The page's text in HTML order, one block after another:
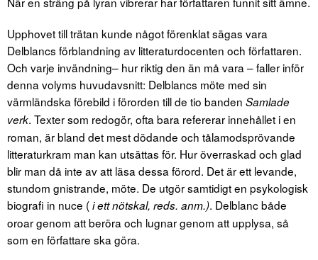
Upphovet till trätan kunde något förenklat sägas vara
Delblancs förblandning av litteraturdocenten och författaren.
Och varje invändning– hur riktig den än må vara – faller inför
denna volyms huvudavsnitt: Delblancs möte med sin
värmländska förebild i förorden till de tio banden Samlade
verk. Texter som redogör, ofta bara refererar innehållet i en
roman, är bland det mest dödande och tålamodsprövande
litteraturkram man kan utsättas för. Hur överraskad och glad
blir man då inte av att läsa dessa förord. Det är ett levande,
stundom gnistrande, möte. De utgör samtidigt en psykologisk
biografi in nuce (i ett nötskal, reds. anm.). Delblanc både
oroar genom att beröra och lugnar genom att upplysa, så
som en författare ska göra.